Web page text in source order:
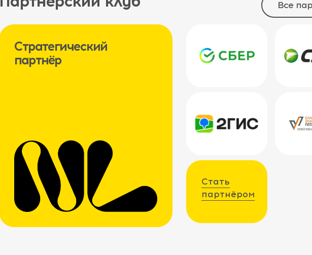
Все
Стратегический
партнёр
Стать
партнёром